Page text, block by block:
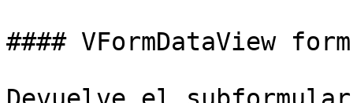
#### VFormDataView